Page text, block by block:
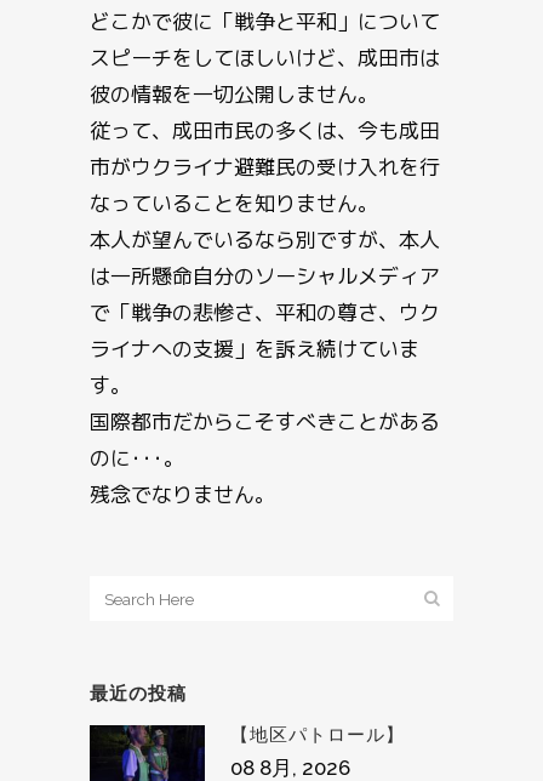
どこかで彼に「戦争と平和」について
スピーチをしてほしいけど、成田市は
彼の情報を一切公開しません。
従って、成田市民の多くは、今も成田
市がウクライナ避難民の受け入れを行
なっていることを知りません。
本人が望んでいるなら別ですが、本人
は一所懸命自分のソーシャルメディア
で「戦争の悲惨さ、平和の尊さ、ウク
ライナへの支援」を訴え続けていま
す。
国際都市だからこそすべきことがある
のに･･･。
残念でなりません。
最近の投稿
【地区パトロール】
08 8月, 2026